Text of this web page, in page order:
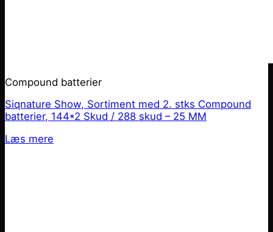
Compound batterier
Siqnature Show, Sortiment med 2. stks Compound
batterier, 144*2 Skud / 288 skud – 25 MM
Læs mere